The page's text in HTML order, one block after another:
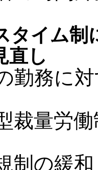
タイム制
直し
勤務に
裁量労
制の緩